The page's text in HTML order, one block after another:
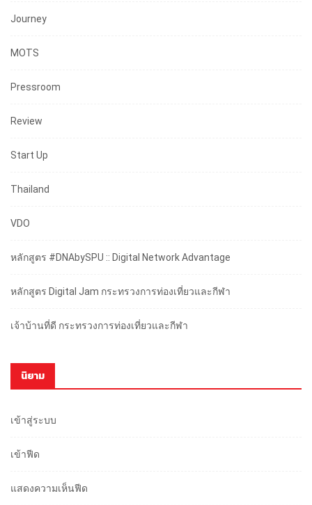
Journey
MOTS
Pressroom
Review
Start Up
Thailand
VDO
หลักสูตร #DNAbySPU :: Digital Network Advantage
หลักสูตร Digital Jam กระทรวงการท่องเที่ยวและกีฬา
เจ้าบ้านที่ดี กระทรวงการท่องเที่ยวและกีฬา
นิยาม
เข้าสู่ระบบ
เข้าฟีด
แสดงความเห็นฟีด